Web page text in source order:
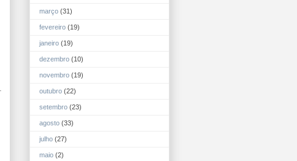
março (31)
fevereiro (19)
janeiro (19)
dezembro (10)
novembro (19)
outubro (22)
setembro (23)
agosto (33)
julho (27)
maio (2)